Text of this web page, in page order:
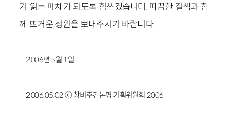
겨 읽는 매체가 되도록 힘쓰겠습니다. 따끔한 질책과 함
께 뜨거운 성원을 보내주시기 바랍니다.
2006년 5월 1일
2006.05.02 ⓒ 창비주간논평 기획위원회 2006